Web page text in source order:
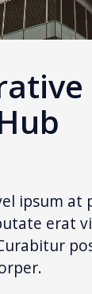
ipsum at
erat